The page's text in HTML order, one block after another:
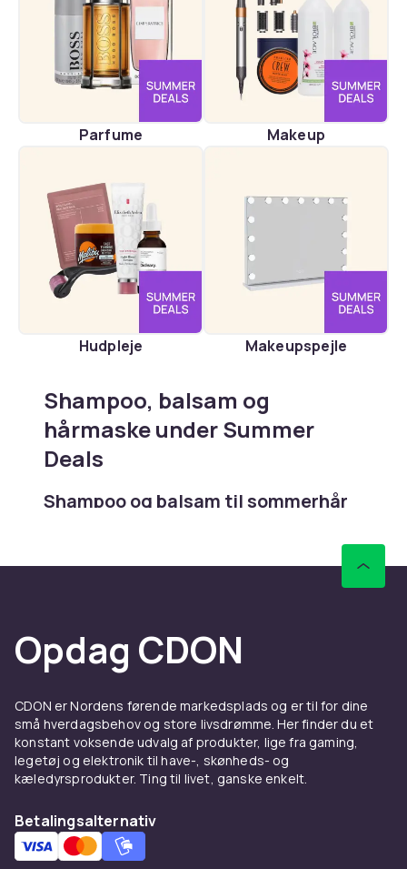
Parfume Makeup
Hudpleje Makeupspejle
Shampoo, balsam og
hårmaske under Summer
Deals
Shampoo og balsam til sommerhår
hårtype og behov i kampagnen for at finde det
rigtige produkt.
Hårmaske og behandlinger
Genopfugtende hårmasker og leave-in-
behandlinger lindrer tørhed efter
sommervarmen. Sortimentet dækker
kokosbaserede serummer. Mærker som
Olaplex, Moroccanoil og Kérastase findes i
Opdag CDON
CDON er Nordens førende markedsplads og er til for dine
små hverdagsbehov og store livsdrømme. Her finder du et
konstant voksende udvalg af produkter, lige fra gaming,
legetøj og elektronik til have-, skønheds- og
kæledyrsprodukter. Ting til livet, ganske enkelt.
Betalingsalternativ